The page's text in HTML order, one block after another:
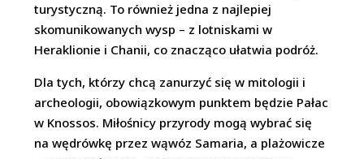
turystyczną. To również jedna z najlepiej
skomunikowanych wysp – z lotniskami w
Heraklionie i Chanii, co znacząco ułatwia podróż.
Dla tych, którzy chcą zanurzyć się w mitologii i
archeologii, obowiązkowym punktem będzie Pałac
w Knossos. Miłośnicy przyrody mogą wybrać się
na wędrówkę przez wąwóz Samaria, a plażowicze